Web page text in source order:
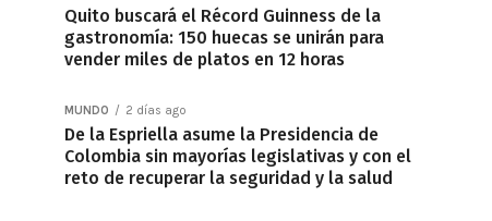
Quito buscará el Récord Guinness de la
gastronomía: 150 huecas se unirán para
vender miles de platos en 12 horas
MUNDO 2 días ago
De la Espriella asume la Presidencia de
Colombia sin mayorías legislativas y con el
reto de recuperar la seguridad y la salud